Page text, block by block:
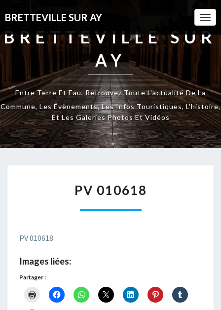
BRETTEVILLE SUR AY
BRETTEVILLE SUR
AY
Entre Terre Et Eau, Retrouvez Toute L'actualité De La
Commune, Les Évènements, Les Infos Touristiques, L'histoire,
Et Les Galeries Photos Et Vidéos
010618
PV 010618
PV 010618
Images liées:
Partager :